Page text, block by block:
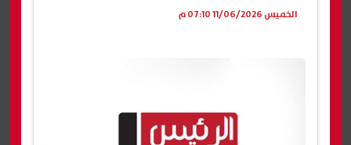
الخميس 11/06/2026 07:10 م